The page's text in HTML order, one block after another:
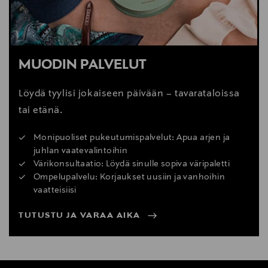
MUODIN PALVELUT
Löydä tyylisi jokaiseen päivään – tavarataloissa
tai etänä.
Monipuoliset pukeutumispalvelut: Apua arjen ja
juhlan vaatevalintoihin
Värikonsultaatio: Löydä sinulle sopiva väripaletti
Ompelupalvelu: Korjaukset uusiin ja vanhoihin
vaatteisiisi
TUTUSTU JA VARAA AIKA